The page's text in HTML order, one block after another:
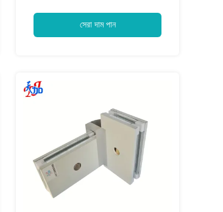
সেরা দাম পান